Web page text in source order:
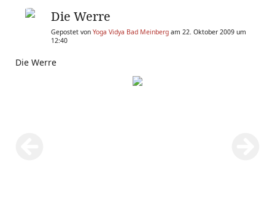
Die Werre
Gepostet von Yoga Vidya Bad Meinberg am 22. Oktober 2009 um
12:40
Die Werre